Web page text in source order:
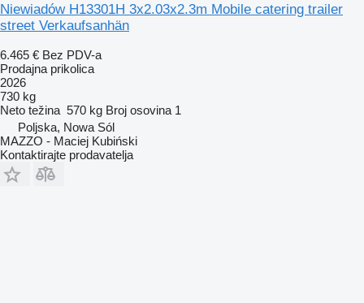
Niewiadów H13301H 3x2.03x2.3m Mobile catering trailer
street Verkaufsanhän
6.465 € Bez PDV-a
Prodajna prikolica
2026
730 kg
Neto težina 570 kg Broj osovina 1
Poljska, Nowa Sól
MAZZO - Maciej Kubiński
Kontaktirajte prodavatelja